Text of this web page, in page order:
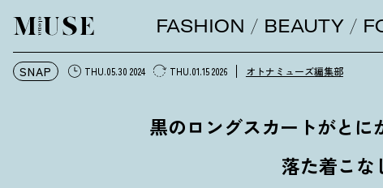
オトナミューズ ウェブFASHION BEAUTY
SNAP THU.05.30 2024 THU.01.15 2026 オトナミューズ編集部
黒のロングスカートがとに
落た着こな